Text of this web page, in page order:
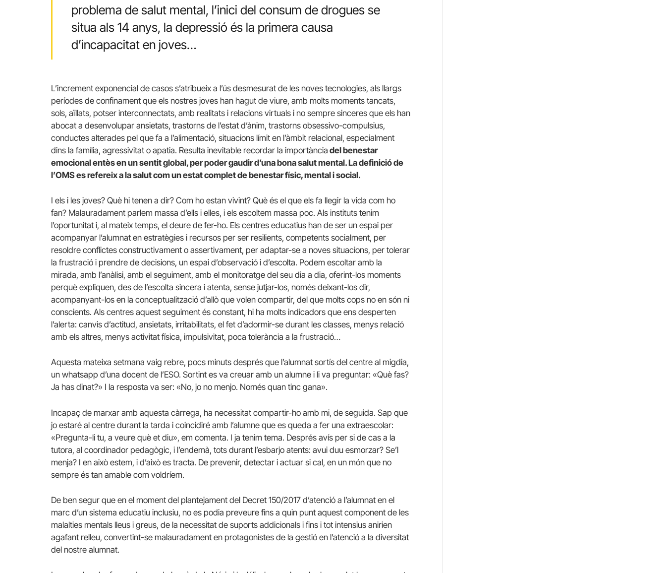
problema de salut mental, l’inici del consum de drogues se
situa als 14 anys, la depressió és la primera causa
d’incapacitat en joves…
L’increment exponencial de casos s’atribueix a l’ús desmesurat de les noves tecnologies, als llargs
períodes de confinament que els nostres joves han hagut de viure, amb molts moments tancats,
sols, aïllats, potser interconnectats, amb realitats i relacions virtuals i no sempre sinceres que els han
abocat a desenvolupar ansietats, trastorns de l’estat d’ànim, trastorns obsessivo-compulsius,
conductes alterades pel que fa a l’alimentació, situacions límit en l’àmbit relacional, especialment
dins la família, agressivitat o apatia. Resulta inevitable recordar la importància del benestar
emocional entès en un sentit global, per poder gaudir d’una bona salut mental. La definició de
l’OMS es refereix a la salut com un estat complet de benestar físic, mental i social.
I els i les joves? Què hi tenen a dir? Com ho estan vivint? Què és el que els fa llegir la vida com ho
fan? Malauradament parlem massa d’ells i elles, i els escoltem massa poc. Als instituts tenim
l’oportunitat i, al mateix temps, el deure de fer-ho. Els centres educatius han de ser un espai per
acompanyar l’alumnat en estratègies i recursos per ser resilients, competents socialment, per
resoldre conflictes constructivament o assertivament, per adaptar-se a noves situacions, per tolerar
la frustració i prendre de decisions, un espai d’observació i d’escolta. Podem escoltar amb la
mirada, amb l’anàlisi, amb el seguiment, amb el monitoratge del seu dia a dia, oferint-los moments
perquè expliquen, des de l’escolta sincera i atenta, sense jutjar-los, només deixant-los dir,
acompanyant-los en la conceptualització d’allò que volen compartir, del que molts cops no en són ni
conscients. Als centres aquest seguiment és constant, hi ha molts indicadors que ens desperten
l’alerta: canvis d’actitud, ansietats, irritabilitats, el fet d’adormir-se durant les classes, menys relació
amb els altres, menys activitat física, impulsivitat, poca tolerància a la frustració…
Aquesta mateixa setmana vaig rebre, pocs minuts després que l’alumnat sortís del centre al migdia,
un whatsapp d’una docent de l’ESO. Sortint es va creuar amb un alumne i li va preguntar: «Què fas?
Ja has dinat?» I la resposta va ser: «No, jo no menjo. Només quan tinc gana».
Incapaç de marxar amb aquesta càrrega, ha necessitat compartir-ho amb mi, de seguida. Sap que
jo estaré al centre durant la tarda i coincidiré amb l’alumne que es queda a fer una extraescolar:
«Pregunta-li tu, a veure què et diu», em comenta. I ja tenim tema. Després avís per si de cas a la
tutora, al coordinador pedagògic, i l’endemà, tots durant l’esbarjo atents: avui duu esmorzar? Se’l
menja? I en això estem, i d’això es tracta. De prevenir, detectar i actuar si cal, en un món que no
sempre és tan amable com voldríem.
De ben segur que en el moment del plantejament del Decret 150/2017 d’atenció a l’alumnat en el
marc d’un sistema educatiu inclusiu, no es podia preveure fins a quin punt aquest component de les
malalties mentals lleus i greus, de la necessitat de suports addicionals i fins i tot intensius anirien
agafant relleu, convertint-se malauradament en protagonistes de la gestió en l’atenció a la diversitat
del nostre alumnat.